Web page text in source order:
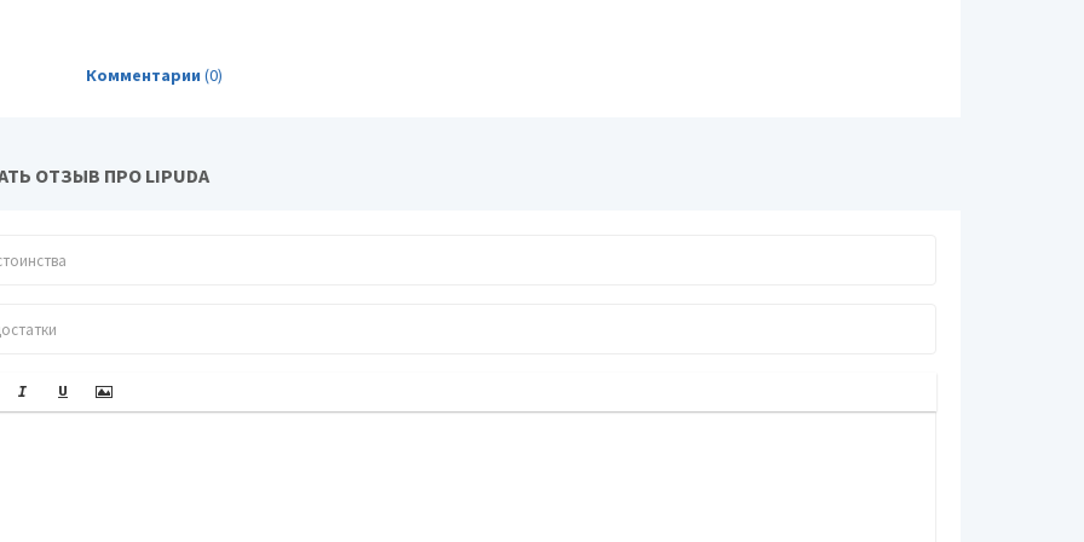
Комментарии (0)
ОТЗЫВ ПРО LIPUDA